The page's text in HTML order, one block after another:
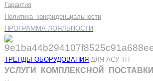
Гарантия
Политика конфиденциальности
ПРОГРАММА ЛОЯЛЬНОСТИ
ТРЕНДЫ ОБОРУДОВАНИЯ ДЛЯ АСУ ТП
УСЛУГИ КОМПЛЕКСНОЙ ПОСТАВКИ